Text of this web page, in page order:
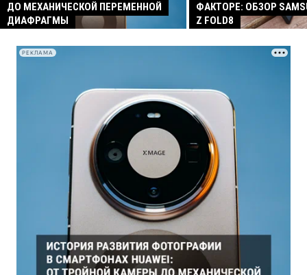
ДО МЕХАНИЧЕСКОЙ ПЕРЕМЕННОЙ
ДИАФРАГМЫ
ФАКТОРЕ: ОБЗОР
Z FOLD8
РЕКЛАМА